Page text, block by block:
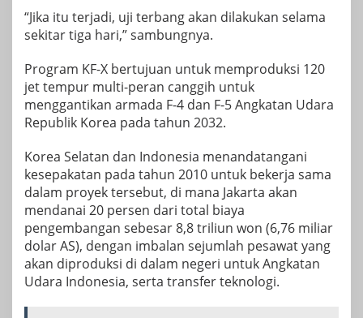
“Jika itu terjadi, uji terbang akan dilakukan selama
sekitar tiga hari,” sambungnya.
Program KF-X bertujuan untuk memproduksi 120
jet tempur multi-peran canggih untuk
menggantikan armada F-4 dan F-5 Angkatan Udara
Republik Korea pada tahun 2032.
Korea Selatan dan Indonesia menandatangani
kesepakatan pada tahun 2010 untuk bekerja sama
dalam proyek tersebut, di mana Jakarta akan
mendanai 20 persen dari total biaya
pengembangan sebesar 8,8 triliun won (6,76 miliar
dolar AS), dengan imbalan sejumlah pesawat yang
akan diproduksi di dalam negeri untuk Angkatan
Udara Indonesia, serta transfer teknologi.